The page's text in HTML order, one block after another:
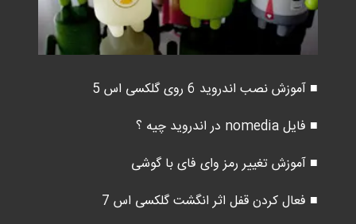
■ آموزش نصب اندروید 6 روی گلکسی اس 5
■ فایل nomedia در اندروید چیه ؟
■ آموزش تغییر رمز وای فای با گوشی
■ فعال کردن قفل اثر انگشت گلکسی اس 7